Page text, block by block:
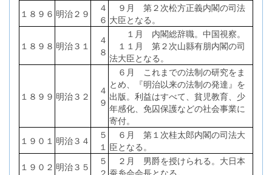
１８９６ 明治２９
４
６
９月 第２次松方正義内閣の司法
大臣となる。
１８９８ 明治３１
４
８
１月 内閣総辞職。中国視察。
１１月 第２次山縣有朋内閣の司
法大臣となる。
１８９９ 明治３２
４
９
６月 これまでの法制の研究をま
とめ、『明治以来の法制の発達』を
出版。利益はすべて、貧児教育、少
年感化、免囚保護などの社会事業に
寄付。
１９０１ 明治３４
５
１
６月 第１次桂太郎内閣の司法大
臣となる。
１９０２ 明治３５
５
２
２月 男爵を授けられる。大日本
蚕糸会会長となる。